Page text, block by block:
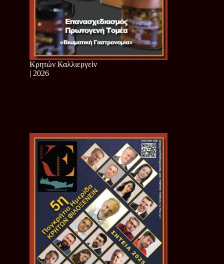
Κρητών Καλλιεργείν
| 2026